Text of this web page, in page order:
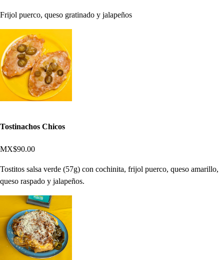
Frijol puerco, queso gratinado y jalapeños
Tostinachos Chicos
MX$90.00
Tostitos salsa verde (57g) con cochinita, frijol puerco, queso amarillo,
queso raspado y jalapeños.